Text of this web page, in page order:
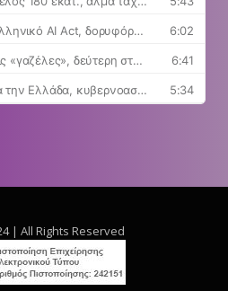
| All Rights Reserved